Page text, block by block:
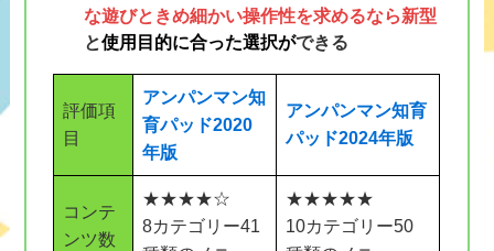
な遊びときめ細かい操作性を求めるなら新型
と使用目的に合った選択ができる
評価項
目
アンパンマン知
育パッド2020
年版
アンパンマン知育
パッド2024年版
コンテ
ンツ数
★★★★☆
8カテゴリー41
★★★★★
10カテゴリー50